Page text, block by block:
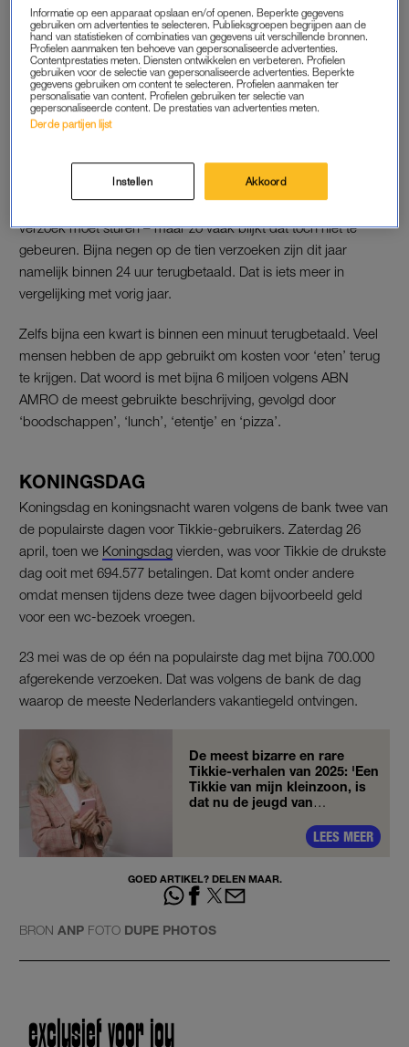
Ook tikte de betaalapp, die sinds 2016 bestaat, dit jaar de 1
miljard transacties aan (nogmaals: wat de hellie). “Het
onderstreept hoe vanzelfsprekend Tikkie is geworden in het
dagelijks leven”, vertelt hoofd marketing Moreno Kensmil bij
Tikkie.
‘ETEN’, ‘PIZZA’ OF ‘LUNCH’
We kennen allemaal wel die ene vriend of vriendin die er zo
lang over doet om je betaalverzoek te betalen dat je een nieuw
verzoek moet sturen – maar zó vaak blijkt dat toch niet te
gebeuren. Bijna negen op de tien verzoeken zijn dit jaar
namelijk binnen 24 uur terugbetaald. Dat is iets meer in
vergelijking met vorig jaar.
Zelfs bijna een kwart is binnen een minuut terugbetaald. Veel
mensen hebben de app gebruikt om kosten voor ‘eten’ terug
te krijgen. Dat woord is met bijna 6 miljoen volgens ABN
AMRO de meest gebruikte beschrijving, gevolgd door
‘boodschappen’, ‘lunch’, ‘etentje’ en ‘pizza’.
KONINGSDAG
Koningsdag en koningsnacht waren volgens de bank twee van
de populairste dagen voor Tikkie-gebruikers. Zaterdag 26
april, toen we Koningsdag vierden, was voor Tikkie de drukste
dag ooit met 694.577 betalingen. Dat komt onder andere
omdat mensen tijdens deze twee dagen bijvoorbeeld geld
voor een wc-bezoek vroegen.
23 mei was de op één na populairste dag met bijna 700.000
afgerekende verzoeken. Dat was volgens de bank de dag
waarop de meeste Nederlanders vakantiegeld ontvingen.
De meest bizarre en rare
Tikkie-verhalen van 2025: 'Een
Tikkie van mijn kleinzoon, is
dat nu de jeugd van
LEES MEER
GOED ARTIKEL? DELEN MAAR.
BRON ANP FOTO DUPE PHOTOS
exclusief voor jou
Informatie op een apparaat opslaan en/of openen. Beperkte gegevens
gebruiken om advertenties te selecteren. Publieksgroepen begrijpen aan de
hand van statistieken of combinaties van gegevens uit verschillende bronnen.
Profielen aanmaken ten behoeve van gepersonaliseerde advertenties.
Contentprestaties meten. Diensten ontwikkelen en verbeteren. Profielen
gebruiken voor de selectie van gepersonaliseerde advertenties. Beperkte
gegevens gebruiken om content te selecteren. Profielen aanmaken ter
personalisatie van content. Profielen gebruiken ter selectie van
gepersonaliseerde content. De prestaties van advertenties meten.
Derde partijen lijst
Instellen Akkoord